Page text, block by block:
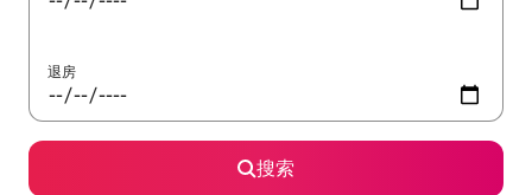
退房
搜索